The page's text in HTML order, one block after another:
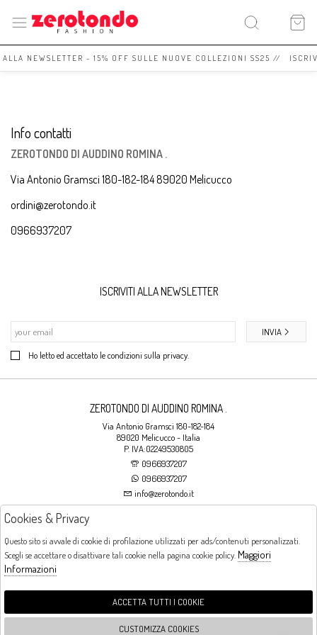
NEWSLETTER - 15% OFF SULLE NUOVE COLLEZIONI SS25 //
Info contatti
ZEROTONDO DI AUDDINO ROMINA .
Via Antonio Gramsci 180-182-184 89020 Melicucco
ordini@zerotondo.it
0966937207
ISCRIVITI ALLA NEWSLETTER
Ho letto ed accettato le condizioni sulla privacy.
INVIA
ZEROTONDO DI AUDDINO ROMINA .
Via Antonio Gramsci 180-182-184
89020 Melicucco - Italia
P. IVA:02249530805
0966937207
0966937207
info@zerotondo.it
Orari di apertura
LUNEDI: CHIUSO LA MATTINA - DALLE 16:00 ALLE 20:00 DAL MARTEDI AL
Cookies & Privacy
Questo sito si avvale di cookie di profilazione utilizzati per ads/contenuti personalizzati.
Scegli se accettare o disattivare tali cookie nella pagina cookie policy. Maggiori
Informazioni
ACCETTA TUTTI I COOKIE
CUSTOMIZZA COOKIES